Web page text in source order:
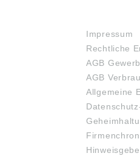
Impressum
Rechtliche
AGB
AGB
Allgemeine